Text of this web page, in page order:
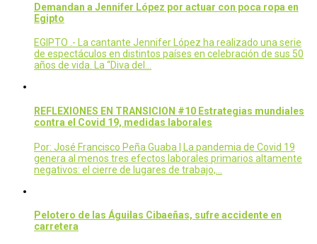
Demandan a Jennifer López por actuar con poca ropa en
Egipto
EGIPTO .- La cantante Jennifer López ha realizado una serie
de espectáculos en distintos países en celebración de sus 50
años de vida. La “Diva del…
REFLEXIONES EN TRANSICION #10 Estrategias mundiales
contra el Covid 19, medidas laborales
Por: José Francisco Peña Guaba | La pandemia de Covid 19
genera al menos tres efectos laborales primarios altamente
negativos: el cierre de lugares de trabajo,…
Pelotero de las Águilas Cibaeñas, sufre accidente en
carretera